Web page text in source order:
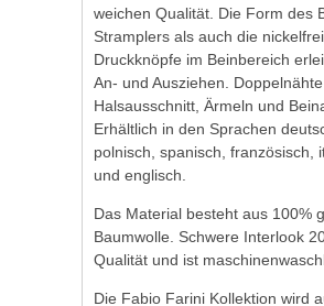
weichen Qualität. Die Form des
Stramplers als auch die
Druckknöpfe im Beinbereich
An- und Ausziehen.
Halsausschnitt, Ärmeln und
Erhältlich in den Sprachen
polnisch, spanisch, französisch,
und englisch.
Das Material besteht aus 100%
Baumwolle. Schwere Interlook
Qualität und ist
Die Fabio Farini Kollektion wird